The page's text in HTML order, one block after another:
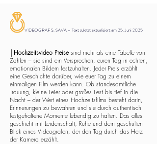
VIDEOGRAF S. SAVA – Text zuletzt aktualisiert am 25. Juni 2025
Hochzeitsvideo Preisesind mehr als eine Tabelle von
Zahlen – sie sind ein Versprechen, euren Tag in echten,
emotionalen Bildern festzuhalten. Jeder Preis erzählt
eine Geschichte darüber, wie euer Tag zu einem
einmaligen Film werden kann. Ob standesamtliche
Trauung, kleine Feier oder großes Fest bis tief in die
Nacht – der Wert eines Hochzeitsfilms besteht darin,
Erinnerungen zu bewahren und sie durch authentisch
festgehaltene Momente lebendig zu halten. Das alles
geschieht mit Leidenschaft, Ruhe und dem geschulten
Blick eines Videografen, der den Tag durch das Herz
der Kamera erzählt.